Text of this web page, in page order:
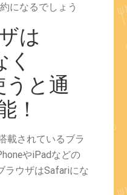
になるでしょう
は
うと通
！
載されているブラ
やiPadなどの
ラウザはSafariにな